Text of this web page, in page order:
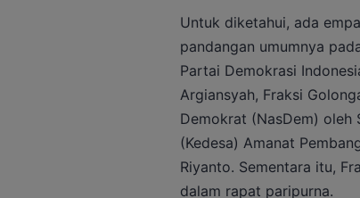
Untuk diketahui, ada
pandangan umumnya
Partai Demokrasi
Argiansyah, Fraksi
Demokrat (NasDem) oleh
(Kedesa) Amanat
Riyanto. Sementara itu,
dalam rapat paripurna.